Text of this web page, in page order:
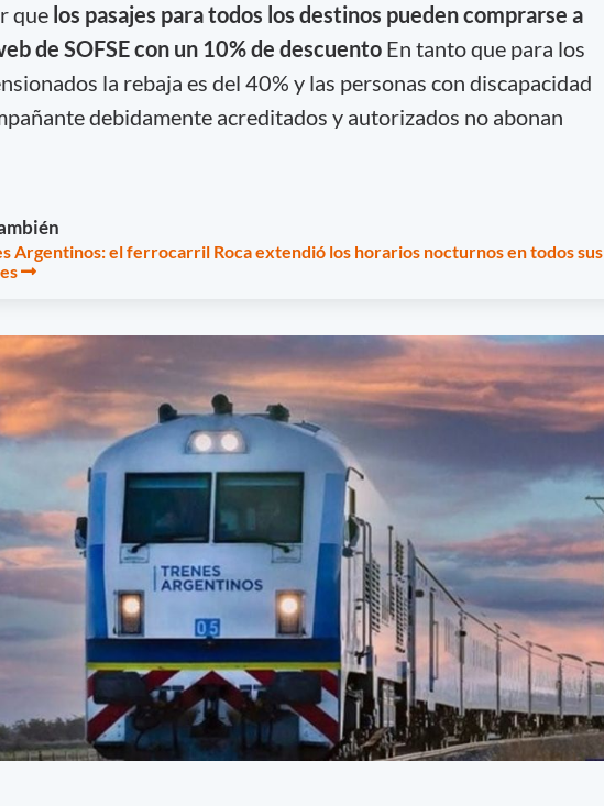
que los pasajes para todos los destinos pueden comprarse a
de SOFSE con un 10% de descuentoEn tanto que para los
la rebaja es del 40% y las personas con discapacidad
debidamente acreditados y autorizados no abonan
Argentinos: el ferrocarril Roca extendió los horarios nocturnos en todos sus